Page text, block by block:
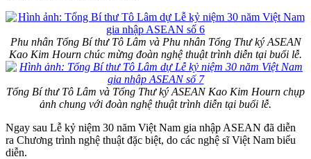
Phu nhân Tổng Bí thư Tô Lâm và Phu nhân Tổng Thư ký ASEAN
Kao Kim Hourn chúc mừng đoàn nghệ thuật trình diễn tại buổi lễ.
Tổng Bí thư Tô Lâm và Tổng Thư ký ASEAN Kao Kim Hourn chụp
ảnh chung với đoàn nghệ thuật trình diễn tại buổi lễ.
Ngay sau Lễ kỷ niệm 30 năm Việt Nam gia nhập ASEAN đã diễn
ra Chương trình nghệ thuật đặc biệt, do các nghệ sĩ Việt Nam biểu
diễn.